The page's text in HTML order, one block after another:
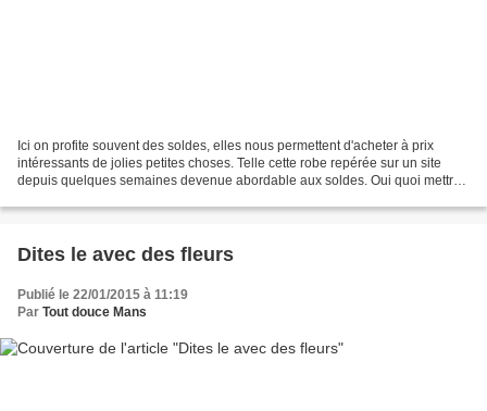
Ici on profite souvent des soldes, elles nous permettent d'acheter à prix
intéressants de jolies petites choses. Telle cette robe repérée sur un site
depuis quelques semaines devenue abordable aux soldes. Oui quoi mettre
Dites le avec des fleurs
Publié le 22/01/2015 à 11:19
Par Tout douce Mans